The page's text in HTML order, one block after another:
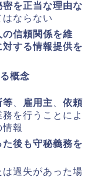
密を正当な理由な
はならない
信頼関係を維
する情報提供を
概念
等 雇用主
依頼
を行うことによ
報
後も守秘義務を
過失があった場